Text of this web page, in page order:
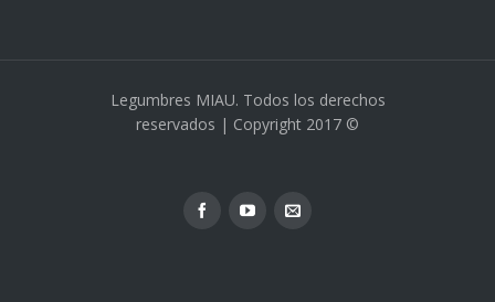
Legumbres MIAU. Todos los derechos
reservados | Copyright 2017 ©